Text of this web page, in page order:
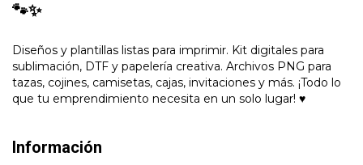
🐾✨
Diseños y plantillas listas para imprimir. Kit digitales para
sublimación, DTF y papelería creativa. Archivos PNG para
tazas, cojines, camisetas, cajas, invitaciones y más. ¡Todo lo
que tu emprendimiento necesita en un solo lugar! ♥
Información